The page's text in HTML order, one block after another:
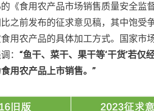
《食用农产品市场销售质量安全监
之前发布的征求意见稿，其中饱受
用农产品的具体加工方式。国家市
： “鱼干、菜干、果干等‘干货’若
用农产品上市销售。”